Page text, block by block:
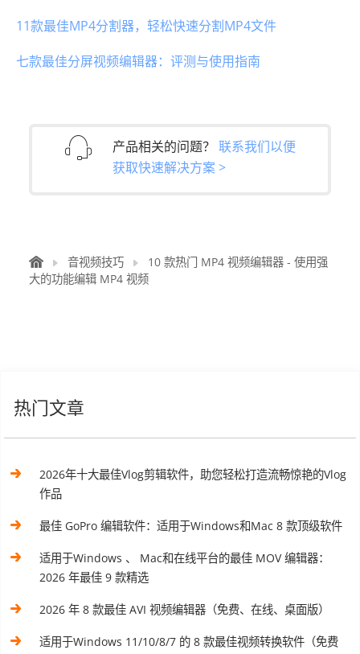
11款最佳MP4分割器，轻松快速分割MP4文件
七款最佳分屏视频编辑器：评测与使用指南
产品相关的问题？ 联系我们以便
获取快速解决方案 >
音视频技巧
10 款热门 MP4 视频编辑器 - 使用强
大的功能编辑 MP4 视频
热门文章
2026年十大最佳Vlog剪辑软件，助您轻松打造流畅惊艳的Vlog
作品
最佳 GoPro 编辑软件：适用于Windows和Mac 8 款顶级软件
适用于Windows 、 Mac和在线平台的最佳 MOV 编辑器：
2026 年最佳 9 款精选
2026 年 8 款最佳 AVI 视频编辑器（免费、在线、桌面版）
适用于Windows 11/10/8/7 的 8 款最佳视频转换软件（免费